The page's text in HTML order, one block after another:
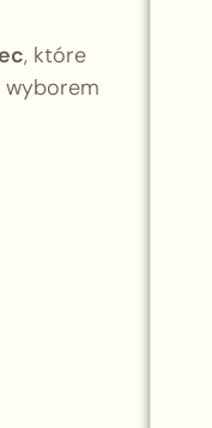
, które
wyborem